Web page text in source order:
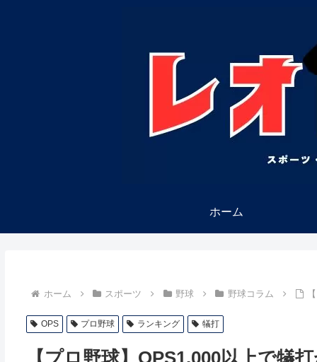
ホーム
ホーム スポーツ 野球 野球コラム
OPS プロ野球 ランキング 犠打
【プロ野球】OPS1.000以上で犠